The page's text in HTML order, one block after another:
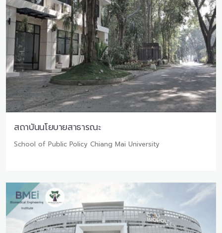
สถาบันนโยบายสาธารณะ
School of Public Policy Chiang Mai University